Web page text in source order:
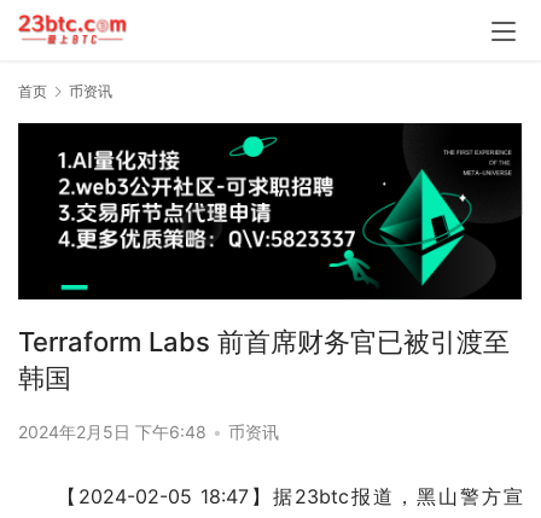
首页 币资讯
Terraform Labs 前首席财务官已被引渡至
韩国
2024年2月5日 下午6:48 • 币资讯
【2024-02-05 18:47】据23btc报道，黑山警方宣